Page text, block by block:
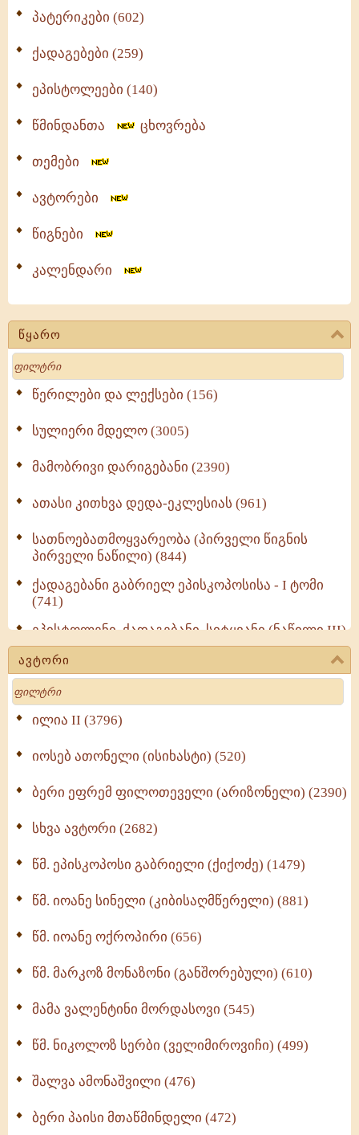
პატერიკები (602)
ქადაგებები (259)
ეპისტოლეები (140)
წმინდანთა ცხოვრება
თემები
ავტორები
წიგნები
კალენდარი
წყარო
Search
წერილები და ლექსები (156)
სულიერი მდელო (3005)
მამობრივი დარიგებანი (2390)
ათასი კითხვა დედა-ეკლესიას (961)
სათნოებათმოყვარეობა (პირველი წიგნის
პირველი ნაწილი) (844)
ქადაგებანი გაბრიელ ეპისკოპოსისა - I ტომი
(741)
ეპისტოლენი, ქადაგებანი, სიტყვანი (ნაწილი III)
(723)
მოძღვრის ძალზე სასარგებლო რჩევები
მრევლისათვის (545)
Wisdomge (514)
ქადაგებანი გაბრიელ ეპისკოპოსისა - II ტომი
სულიერი ცხოვრების სახელმძღვანელო -
ნაწილი II (369)
ავტორი
Search
ილია II (3796)
იოსებ ათონელი (ისიხასტი) (520)
ბერი ეფრემ ფილოთეველი (არიზონელი) (2390)
სხვა ავტორი (2682)
წმ. ეპისკოპოსი გაბრიელი (ქიქოძე) (1479)
წმ. იოანე სინელი (კიბისაღმწერელი) (881)
წმ. იოანე ოქროპირი (656)
წმ. მარკოზ მონაზონი (განშორებული) (610)
მამა ვალენტინი მორდასოვი (545)
წმ. ნიკოლოზ სერბი (ველიმიროვიჩი) (499)
შალვა ამონაშვილი (476)
ბერი პაისი მთაწმინდელი (472)